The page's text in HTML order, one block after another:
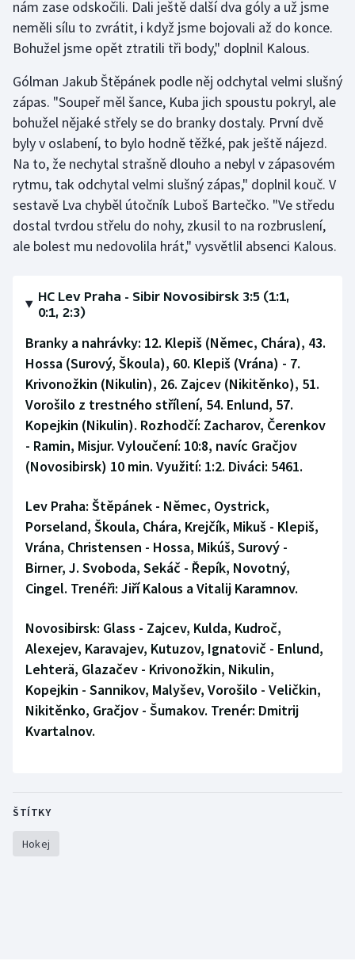
Stolní tenis
Triatlon
Veslování
Vodní slalom
Volejbal
Ostatní
nám zase odskočili. Dali ještě další dva góly a už jsme
neměli sílu to zvrátit, i když jsme bojovali až do konce.
Bohužel jsme opět ztratili tři body," doplnil Kalous.
Gólman Jakub Štěpánek podle něj odchytal velmi slušný
zápas. "Soupeř měl šance, Kuba jich spoustu pokryl, ale
bohužel nějaké střely se do branky dostaly. První dvě
byly v oslabení, to bylo hodně těžké, pak ještě nájezd.
Na to, že nechytal strašně dlouho a nebyl v zápasovém
rytmu, tak odchytal velmi slušný zápas," doplnil kouč. V
sestavě Lva chyběl útočník Luboš Bartečko. "Ve středu
dostal tvrdou střelu do nohy, zkusil to na rozbruslení,
ale bolest mu nedovolila hrát," vysvětlil absenci Kalous.
HC Lev Praha - Sibir Novosibirsk 3:5 (1:1,
0:1, 2:3)
Branky a nahrávky: 12. Klepiš (Němec, Chára), 43.
Hossa (Surový, Škoula), 60. Klepiš (Vrána) - 7.
Krivonožkin (Nikulin), 26. Zajcev (Nikitěnko), 51.
Vorošilo z trestného střílení, 54. Enlund, 57.
Kopejkin (Nikulin). Rozhodčí: Zacharov, Čerenkov
- Ramin, Misjur. Vyloučení: 10:8, navíc Gračjov
(Novosibirsk) 10 min. Využití: 1:2. Diváci: 5461.
Lev Praha: Štěpánek - Němec, Oystrick,
Porseland, Škoula, Chára, Krejčík, Mikuš - Klepiš,
Vrána, Christensen - Hossa, Mikúš, Surový -
Birner, J. Svoboda, Sekáč - Řepík, Novotný,
Cingel. Trenéři: Jiří Kalous a Vitalij Karamnov.
Novosibirsk: Glass - Zajcev, Kulda, Kudroč,
Alexejev, Karavajev, Kutuzov, Ignatovič - Enlund,
Lehterä, Glazačev - Krivonožkin, Nikulin,
Kopejkin - Sannikov, Malyšev, Vorošilo - Veličkin,
Nikitěnko, Gračjov - Šumakov. Trenér: Dmitrij
Kvartalnov.
ŠTÍTKY
Hokej